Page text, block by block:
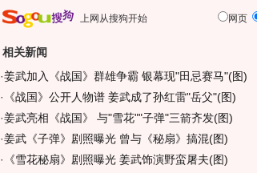
上网从搜狗开始 网页
相关新闻
·姜武加入《战国》群雄争霸 银幕现"田忌赛马"(图)
· 《战国》公开人物谱 姜武成了孙红雷"岳父"(图)
·姜武亮相《战国》 与"雪花""子弹"三箭齐发(图)
·姜武《子弹》剧照曝光 曾与《秘扇》搞混(图)
· 《雪花秘扇》剧照曝光 姜武饰演野蛮屠夫(图)